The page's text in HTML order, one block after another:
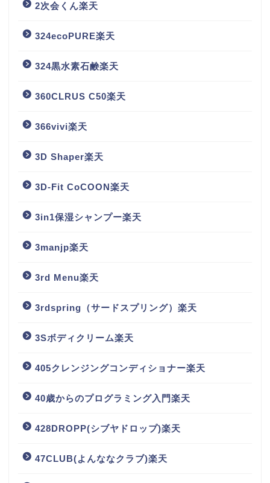
2次会くん楽天
324ecoPURE楽天
324黒水素石鹸楽天
360CLRUS C50楽天
366vivi楽天
3D Shaper楽天
3D-Fit CoCOON楽天
3in1保湿シャンプー楽天
3manjp楽天
3rd Menu楽天
3rdspring（サードスプリング）楽天
3Sボディクリーム楽天
405クレンジングコンディショナー楽天
40歳からのプログラミング入門楽天
428DROPP(シブヤドロップ)楽天
47CLUB(よんななクラブ)楽天